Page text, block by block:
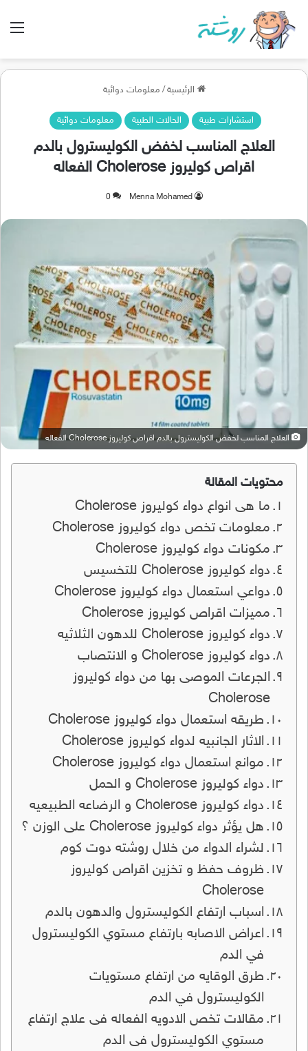
الرئيسية / معلومات دوائية
استشارات طبية الحالات الطبية معلومات دوائية
العلاج المناسب لخفض الكوليسترول بالدم
اقراص كوليروز Cholerose الفعاله
Menna Mohamed
0
العلاج المناسب لخفض الكوليسترول بالدم اقراص كوليروز Cholerose الفعاله
محتويات المقالة
ما هى انواع دواء كوليروز Cholerose
معلومات تخص دواء كوليروز Cholerose
مكونات دواء كوليروز Cholerose
دواء كوليروز Cholerose للتخسيس
دواعي استعمال دواء كوليروز Cholerose
مميزات اقراص كوليروز Cholerose
دواء كوليروز Cholerose للدهون الثلاثيه
دواء كوليروز Cholerose و الانتصاب
الجرعات الموصى بها من دواء كوليروز
Cholerose
طريقه استعمال دواء كوليروز Cholerose
الاثار الجانبيه لدواء كوليروز Cholerose
موانع استعمال دواء كوليروز Cholerose
دواء كوليروز Cholerose و الحمل
دواء كوليروز Cholerose و الرضاعه الطبيعيه
هل يؤثر دواء كوليروز Cholerose على الوزن ؟
لشراء الدواء من خلال روشته دوت كوم
ظروف حفظ و تخزين اقراص كوليروز
Cholerose
اسباب ارتفاع الكوليسترول والدهون بالدم
اعراض الاصابه بارتفاع مستوي الكوليسترول
في الدم
طرق الوقايه من ارتفاع مستويات
الكوليسترول في الدم
مقالات تخص الادويه الفعاله فى علاج ارتفاع
مستوي الكوليسترول فى الدم